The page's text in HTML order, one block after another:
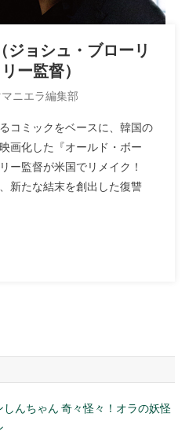
ジョシュ・ブローリ
ー監督）
ニエラ編集部
コミックをベースに、韓国の
画化した『オールド・ボー
ー監督が米国でリメイク！
新たな結末を創出した復讐
しんちゃん 奇々怪々！オラの妖怪